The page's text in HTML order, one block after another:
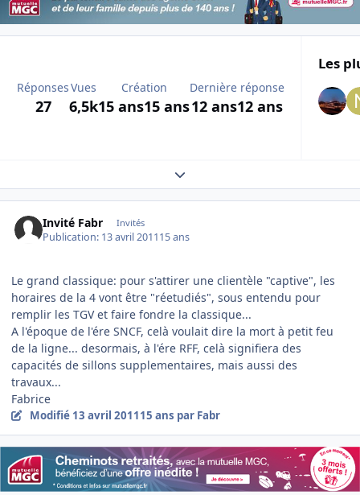
Réponses
27
Vues
6,5k
Création
15 ans15 ans
Dernière réponse
12 ans12 ans
Les
Expand topic overview
Invité Fabr Invités
Publication: 13 avril 201115 ans
Le grand classique: pour s'attirer une clientèle "captive", les
horaires de la 4 vont être "réetudiés", sous entendu pour
remplir les TGV et faire fondre la classique...
A l'époque de l'ére SNCF, celà voulait dire la mort à petit feu
de la ligne... desormais, à l'ére RFF, celà signifiera des
capacités de sillons supplementaires, mais aussi des
travaux...
Fabrice
Modifié 13 avril 201115 ans par Fabr